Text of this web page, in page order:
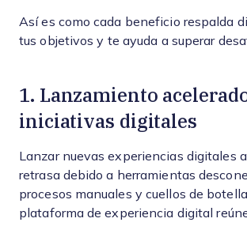
Así es como cada beneficio respalda
tus objetivos y te ayuda a superar
1. Lanzamiento
iniciativas digitales
Lanzar nuevas experiencias digitales
retrasa debido a herramientas
procesos manuales y cuellos de
plataforma de experiencia digital